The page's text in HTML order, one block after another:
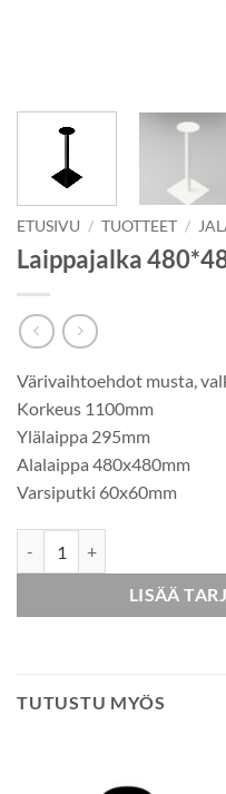
ETUSIVU / TUOTTEET /
Laippajalka
Värivaihtoehdot musta,
Korkeus 1100mm
Ylälaippa 295mm
Alalaippa 480x480mm
Varsiputki 60x60mm
LISÄÄ
TUTUSTU MYÖS